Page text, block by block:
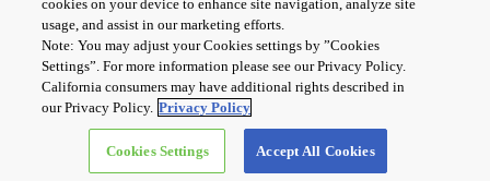
個人情報保護方針
サイトのご利用条件
Cookie設定
お問い合わせ
Copyright © 2026 TOSHIBA ELECTRONIC DEVICES & STORAGE
CORPORATION, All Rights Reserved.
cookies on your device to enhance site navigation, analyze site
usage, and assist in our marketing efforts.
Note: You may adjust your Cookies settings by ”Cookies
Settings”. For more information please see our Privacy Policy.
California consumers may have additional rights described in
our Privacy Policy. Privacy Policy
Cookies Settings Accept All Cookies